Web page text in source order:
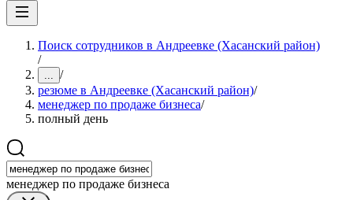
Поиск сотрудников в Андреевке (Хасанский район)
/
... /
резюме в Андреевке (Хасанский район)/
менеджер по продаже бизнеса/
полный день
менеджер по продаже бизнеса